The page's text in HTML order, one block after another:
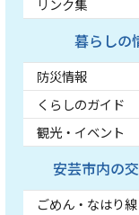
リンク集
暮らしの
防災情報
くらしのガイド
観光・イベント
安芸市内の
ごめん・なはり